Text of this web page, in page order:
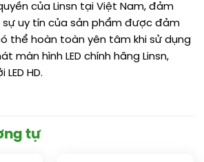
quyền của Linsn tại Việt Nam, đảm
uy tín của sản phẩm được đảm
thể hoàn toàn yên tâm khi sử dụng
màn hình LED chính hãng Linsn,
HD.
tự